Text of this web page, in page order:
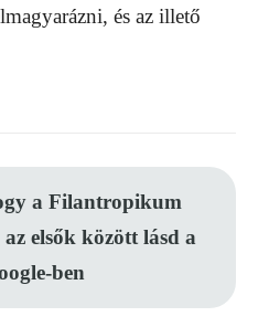
és az illető
a Filantropikum
elsők között lásd a
ben